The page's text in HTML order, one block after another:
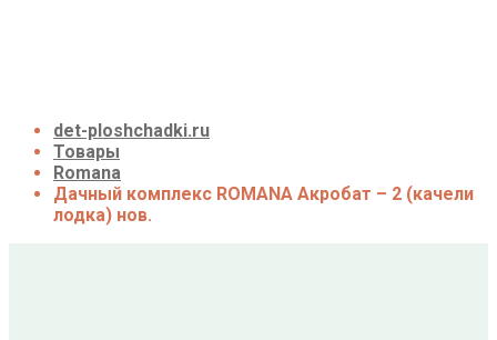
det-ploshchadki.ru
Товары
Romana
Дачный комплекс ROMANA Акробат – 2 (качели
лодка) нов.